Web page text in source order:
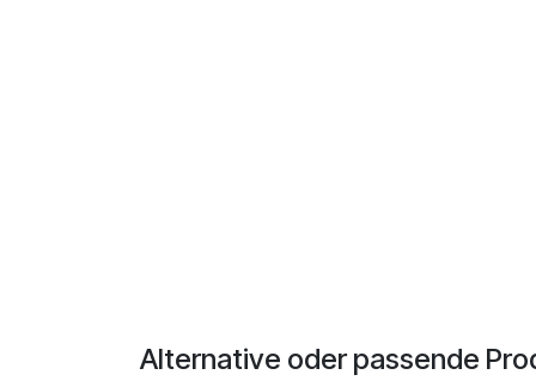
Alternative oder passende